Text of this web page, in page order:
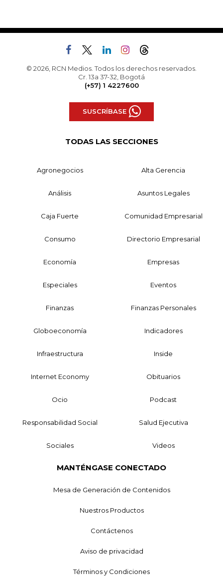
© 2026, RCN Medios. Todos los derechos reservados.
Cr. 13a 37-32, Bogotá
(+57) 1 4227600
SUSCRÍBASE
TODAS LAS SECCIONES
Agronegocios Alta Gerencia
Análisis Asuntos Legales
Caja Fuerte Comunidad Empresarial
Consumo Directorio Empresarial
Economía Empresas
Especiales Eventos
Finanzas Finanzas Personales
Globoeconomía Indicadores
Infraestructura Inside
Internet Economy Obituarios
Ocio Podcast
Responsabilidad Social Salud Ejecutiva
Sociales Videos
MANTÉNGASE CONECTADO
Mesa de Generación de Contenidos
Nuestros Productos
Contáctenos
Aviso de privacidad
Términos y Condiciones